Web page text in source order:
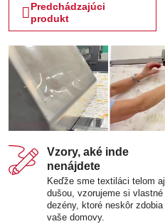
Predchádzajúci
produkt
Vzory, aké inde
nenájdete
Keďže sme textiláci telom aj
dušou, vzorujeme si vlastné
dezény, ktoré neskôr zdobia
vaše domovy.